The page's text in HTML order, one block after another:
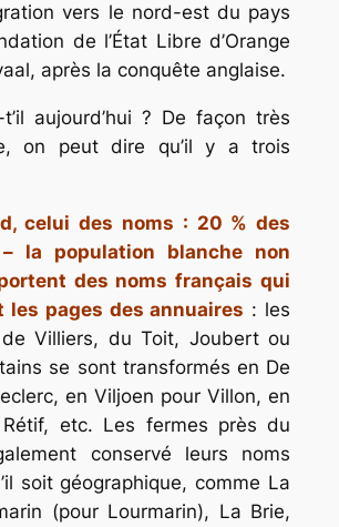
vers le nord-est du pays
de l’État Libre d’Orange
après la conquête anglaise.
t’il aujourd’hui ? De façon très
on peut dire qu’il y a trois
celui des noms : 20 % des
la population blanche non
des noms français qui
les pages des annuaires : les
Villiers, du Toit, Joubert ou
se sont transformés en De
en Viljoen pour Villon, en
etc. Les fermes près du
conservé leurs noms
soit géographique, comme La
(pour Lourmarin), La Brie,